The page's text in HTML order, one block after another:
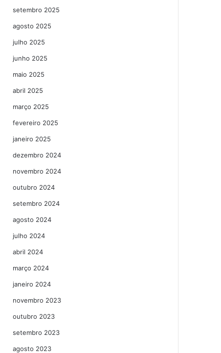
setembro 2025
agosto 2025
julho 2025
junho 2025
maio 2025
abril 2025
março 2025
fevereiro 2025
janeiro 2025
dezembro 2024
novembro 2024
outubro 2024
setembro 2024
agosto 2024
julho 2024
abril 2024
março 2024
janeiro 2024
novembro 2023
outubro 2023
setembro 2023
agosto 2023